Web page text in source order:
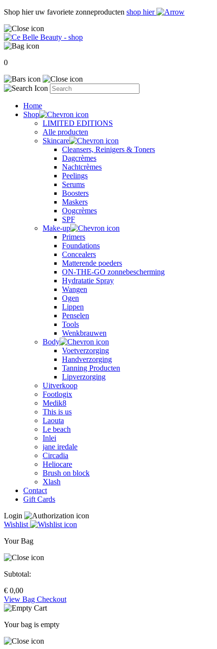
Shop hier uw favoriete zonneproducten shop hier
0
Home
Shop
LIMITED EDITIONS
Alle producten
Skincare
Cleansers, Reinigers & Toners
Dagcrèmes
Nachtcrèmes
Peelings
Serums
Boosters
Maskers
Oogcrèmes
SPF
Make-up
Primers
Foundations
Concealers
Matterende poeders
ON-THE-GO zonnebescherming
Hydratatie Spray
Wangen
Ogen
Lippen
Penselen
Tools
Wenkbrauwen
Body
Voetverzorging
Handverzorging
Tanning Producten
Lipverzorging
Uitverkoop
Footlogix
Medik8
This is us
Laouta
Le beach
Inlei
jane iredale
Circadia
Heliocare
Brush on block
Xlash
Contact
Gift Cards
Login
Wishlist
Your Bag
Subtotal:
€ 0,00
View Bag Checkout
Your bag is empty